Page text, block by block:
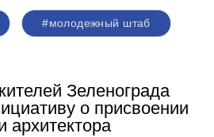
#молодежный штаб
Зеленограда
о присвоении
архитектора